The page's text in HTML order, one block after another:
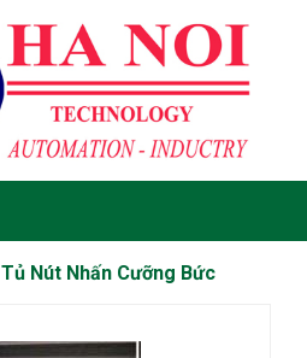
Tủ Nút Nhấn Cưỡng Bức